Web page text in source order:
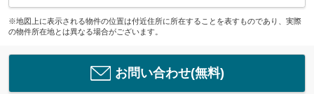
※地図上に表示される物件の位置は付近住所に所在することを表すものであり、実際
の物件所在地とは異なる場合がございます。
お問い合わせ(無料)